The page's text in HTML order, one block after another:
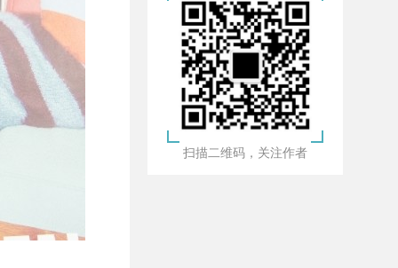
扫描二维码，关注作者